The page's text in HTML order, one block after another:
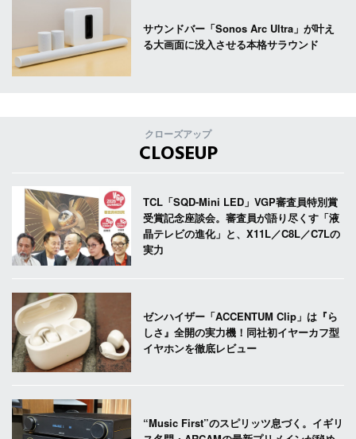
サウンドバー「Sonos Arc Ultra」が叶え
る大画面に没入させる本格サラウンド
クローズアップ
CLOSEUP
TCL「SQD-Mini LED」VGP審査員特別賞
受賞記念座談会。審査員が語り尽くす「液
晶テレビの進化」と、X11L／C8L／C7Lの
実力
ゼンハイザー「ACCENTUM Clip」は『ら
しさ』全開の実力機！同社初イヤーカフ型
イヤホンを徹底レビュー
“Music First”のスピリッツ息づく。イギリ